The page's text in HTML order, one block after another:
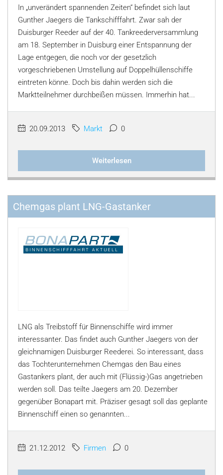
In „unverändert spannenden Zeiten“ befindet sich laut
Gunther Jaegers die Tankschifffahrt. Zwar sah der
Duisburger Reeder auf der 40. Tankreederversammlung
am 18. September in Duisburg einer Entspannung der
Lage entgegen, die noch vor der gesetzlich
vorgeschriebenen Umstellung auf Doppelhüllenschiffe
eintreten könne. Doch bis dahin werden sich die
Marktteilnehmer durchbeißen müssen. Immerhin hat...
20.09.2013 Markt 0
Weiterlesen
Chemgas plant LNG-Gastanker
LNG als Treibstoff für Binnenschiffe wird immer
interessanter. Das findet auch Gunther Jaegers von der
gleichnamigen Duisburger Reederei. So interessant, dass
das Tochterunternehmen Chemgas den Bau eines
Gastankers plant, der auch mit (Flüssig-)Gas angetrieben
werden soll. Das teilte Jaegers am 20. Dezember
gegenüber Bonapart mit. Präziser gesagt soll das geplante
Binnenschiff einen so genannten...
21.12.2012 Firmen 0